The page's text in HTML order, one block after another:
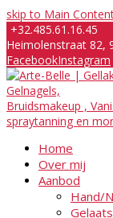
skip to Main
+32.485.61.16.45
Heimolenstraat 82,
FacebookInstagram
Home
Over mij
Aanbod
Hand/